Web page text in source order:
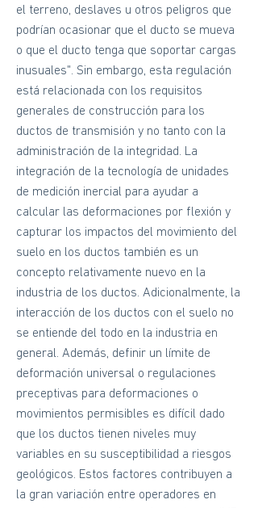
el terreno, deslaves u otros peligros que
podrían ocasionar que el ducto se mueva
o que el ducto tenga que soportar cargas
inusuales". Sin embargo, esta regulación
está relacionada con los requisitos
generales de construcción para los
ductos de transmisión y no tanto con la
administración de la integridad. La
integración de la tecnología de unidades
de medición inercial para ayudar a
calcular las deformaciones por flexión y
capturar los impactos del movimiento del
suelo en los ductos también es un
concepto relativamente nuevo en la
industria de los ductos. Adicionalmente, la
interacción de los ductos con el suelo no
se entiende del todo en la industria en
general. Además, definir un límite de
deformación universal o regulaciones
preceptivas para deformaciones o
movimientos permisibles es difícil dado
que los ductos tienen niveles muy
variables en su susceptibilidad a riesgos
geológicos. Estos factores contribuyen a
la gran variación entre operadores en